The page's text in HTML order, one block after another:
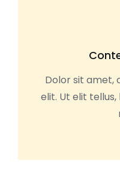
Dolor sit amet,
elit. Ut elit